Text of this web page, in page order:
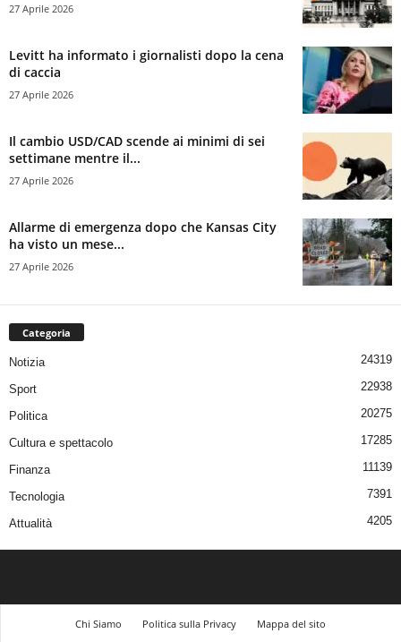
27 Aprile 2026
Levitt ha informato i giornalisti dopo la cena
di caccia
27 Aprile 2026
Il cambio USD/CAD scende ai minimi di sei
settimane mentre il...
27 Aprile 2026
Allarme di emergenza dopo che Kansas City
ha visto un mese...
27 Aprile 2026
Categoria
Notizia 24319
Sport 22938
Politica 20275
Cultura e spettacolo 17285
Finanza 11139
Tecnologia 7391
Attualità 4205
Chi Siamo Politica sulla Privacy Mappa del sito